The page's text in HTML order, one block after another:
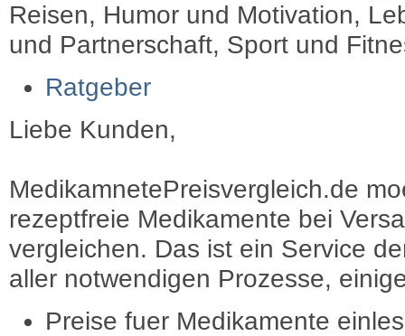
Reisen, Humor und Motivation,
und Partnerschaft, Sport und
Ratgeber
Liebe Kunden,
MedikamnetePreisvergleich.de
rezeptfreie Medikamente bei
vergleichen. Das ist ein Service
aller notwendigen Prozesse,
Preise fuer Medikamente